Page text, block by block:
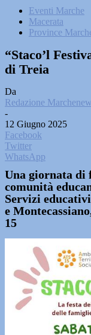
Eventi Marche
Macerata
Province
“Staco’l
di Treia
Da
Redazione
-
12 Giugno 2025
Facebook
Twitter
WhatsApp
Una giornata di
comunità
Servizi
e
15